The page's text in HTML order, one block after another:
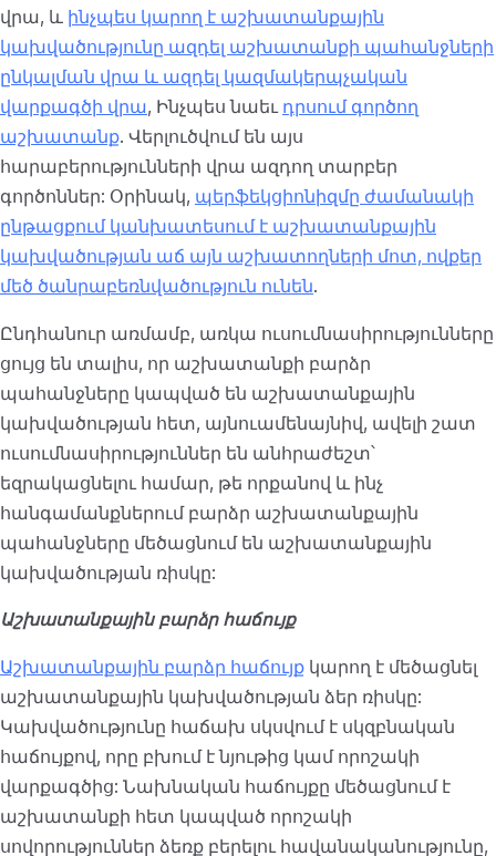
վրա, և ինչպես կարող է աշխատանքային
կախվածությունը ազդել աշխատանքի պահանջների
ընկալման վրա և ազդել կազմակերպչական
վարքագծի վրա, Ինչպես նաեւ դրսում գործող
աշխատանք. Վերլուծվում են այս
հարաբերությունների վրա ազդող տարբեր
գործոններ: Օրինակ, պերֆեկցիոնիզմը ժամանակի
ընթացքում կանխատեսում է աշխատանքային
կախվածության աճ այն աշխատողների մոտ, ովքեր
մեծ ծանրաբեռնվածություն ունեն.
Ընդհանուր առմամբ, առկա ուսումնասիրությունները
ցույց են տալիս, որ աշխատանքի բարձր
պահանջները կապված են աշխատանքային
կախվածության հետ, այնուամենայնիվ, ավելի շատ
ուսումնասիրություններ են անհրաժեշտ՝
եզրակացնելու համար, թե որքանով և ինչ
հանգամանքներում բարձր աշխատանքային
պահանջները մեծացնում են աշխատանքային
կախվածության ռիսկը:
Աշխատանքային բարձր հաճույք
Աշխատանքային բարձր հաճույք կարող է մեծացնել
աշխատանքային կախվածության ձեր ռիսկը:
Կախվածությունը հաճախ սկսվում է սկզբնական
հաճույքով, որը բխում է նյութից կամ որոշակի
վարքագծից: Նախնական հաճույքը մեծացնում է
աշխատանքի հետ կապված որոշակի
սովորություններ ձեռք բերելու հավանականությունը,